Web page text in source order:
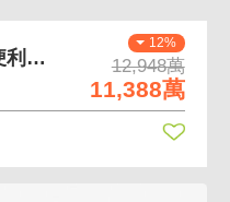
12%
12,948萬
11,388萬
內湖稀有百坪廠辦 交通便利、屋況佳、使用空間大